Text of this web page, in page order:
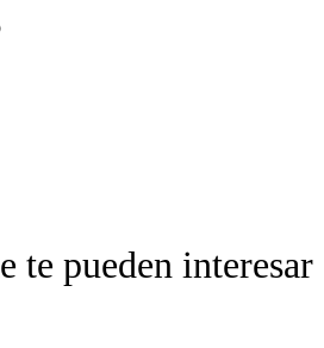
te pueden interesar